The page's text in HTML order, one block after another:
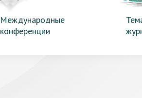
Международные
конференции